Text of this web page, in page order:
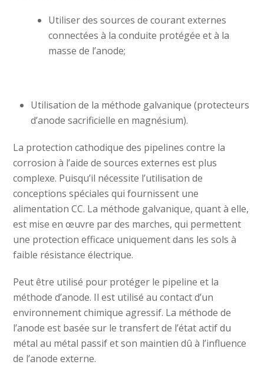
Utiliser des sources de courant externes
connectées à la conduite protégée et à la
masse de l’anode;
Utilisation de la méthode galvanique (protecteurs
d’anode sacrificielle en magnésium).
La protection cathodique des pipelines contre la
corrosion à l’aide de sources externes est plus
complexe. Puisqu’il nécessite l’utilisation de
conceptions spéciales qui fournissent une
alimentation CC. La méthode galvanique, quant à elle,
est mise en œuvre par des marches, qui permettent
une protection efficace uniquement dans les sols à
faible résistance électrique.
Peut être utilisé pour protéger le pipeline et la
méthode d’anode. Il est utilisé au contact d’un
environnement chimique agressif. La méthode de
l’anode est basée sur le transfert de l’état actif du
métal au métal passif et son maintien dû à l’influence
de l’anode externe.